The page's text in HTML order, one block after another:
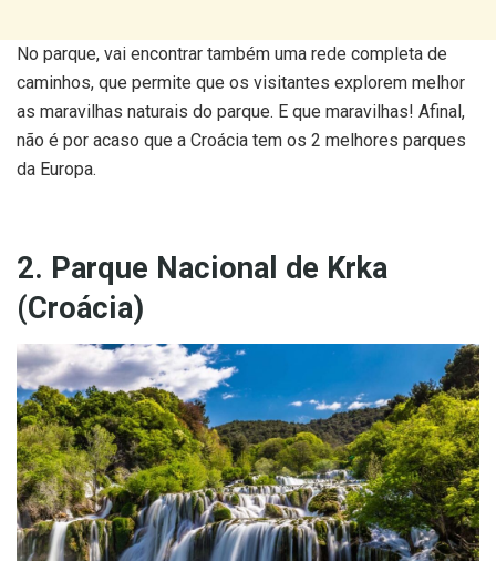
No parque, vai encontrar também uma rede completa de
caminhos, que permite que os visitantes explorem melhor
as maravilhas naturais do parque. E que maravilhas! Afinal,
não é por acaso que a Croácia tem os 2 melhores parques
da Europa.
2. Parque Nacional de Krka
(Croácia)